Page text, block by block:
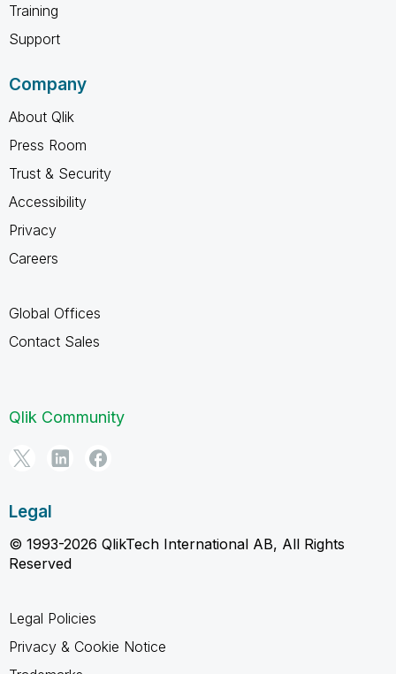
Training
Support
Company
About Qlik
Press Room
Trust & Security
Accessibility
Privacy
Careers
Global Offices
Contact Sales
Qlik Community
Legal
© 1993-2026 QlikTech International AB, All Rights
Reserved
Legal Policies
Privacy & Cookie Notice